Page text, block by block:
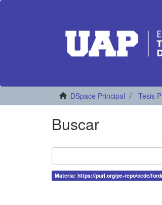
DSpace Principal Tesis
Buscar
Materia: https://purl.org/pe-repo/ocde/